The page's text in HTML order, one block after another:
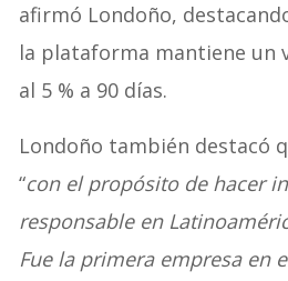
afirmó Londoño,
la plataforma mantiene un
al 5 % a 90 días.
Londoño también destacó
“con el propósito de hacer
responsable en
Fue la primera empresa en